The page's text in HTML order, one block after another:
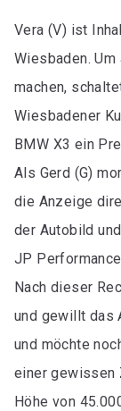
Vera (V) ist
Wiesbaden.
machen,
Wiesbadener
BMW X3 ein
Als Gerd (G)
die Anzeige
der Autobild
JP
Nach dieser
und gewillt das
und möchte
einer gewissen
Höhe von